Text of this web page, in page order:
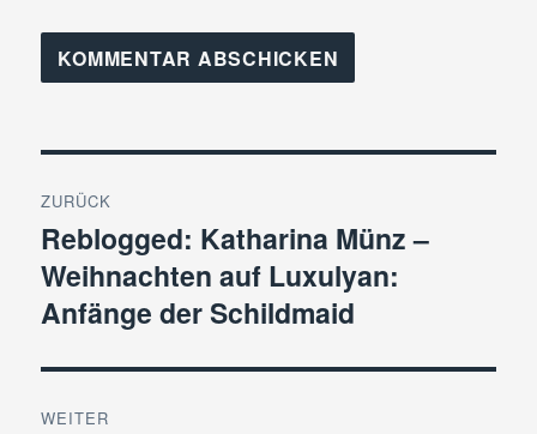
ZURÜCK
Vorheriger
Beitrag:
Reblogged: Katharina Münz –
Weihnachten auf Luxulyan:
Anfänge der Schildmaid
WEITER